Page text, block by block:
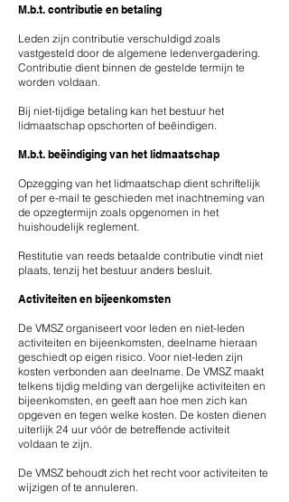
​M.b.t. contributie en betaling
Leden zijn contributie verschuldigd zoals
vastgesteld door de algemene ledenvergadering. ​
Contributie dient binnen de gestelde termijn te
worden voldaan.
​Bij niet-tijdige betaling kan het bestuur het
lidmaatschap opschorten of beëindigen.
​M.b.t. beëindiging van het lidmaatschap
Opzegging van het lidmaatschap dient schriftelijk
of per e-mail te geschieden met inachtneming van
de opzegtermijn zoals opgenomen in het
huishoudelijk reglement.
​Restitutie van reeds betaalde contributie vindt niet
plaats, tenzij het bestuur anders besluit.
Activiteiten en bijeenkomsten
De VMSZ organiseert voor leden en niet-leden
activiteiten en bijeenkomsten, deelname hieraan
geschiedt op eigen risico. Voor niet-leden zijn
kosten verbonden aan deelname. De VMSZ maakt
telkens tijdig melding van dergelijke activiteiten en
bijeenkomsten, en geeft aan hoe men zich kan
opgeven en tegen welke kosten. De kosten dienen
uiterlijk 24 uur vóór de betreffende activiteit
voldaan te zijn.
De VMSZ behoudt zich het recht voor activiteiten te
wijzigen of te annuleren.